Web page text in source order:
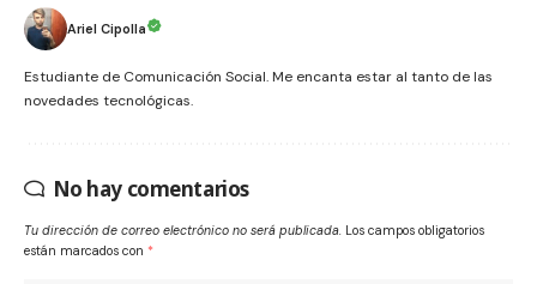
Ariel Cipolla
Estudiante de Comunicación Social. Me encanta estar al tanto de las
novedades tecnológicas.
No hay comentarios
Tu dirección de correo electrónico no será publicada. Los campos obligatorios
están marcados con *